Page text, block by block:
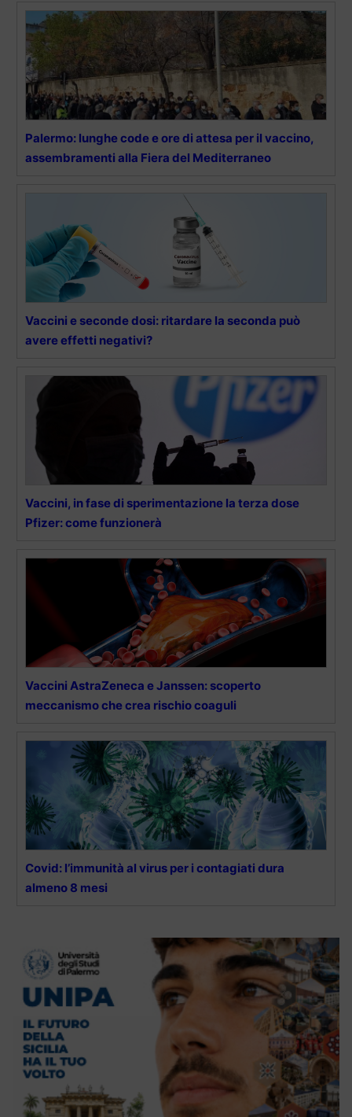
Palermo: lunghe code e ore di attesa per il vaccino,
assembramenti alla Fiera del Mediterraneo
Vaccini e seconde dosi: ritardare la seconda può
avere effetti negativi?
Vaccini, in fase di sperimentazione la terza dose
Pfizer: come funzionerà
Vaccini AstraZeneca e Janssen: scoperto
meccanismo che crea rischio coaguli
Covid: l’immunità al virus per i contagiati dura
almeno 8 mesi